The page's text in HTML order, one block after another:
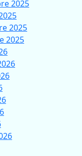
2025
2025
2025